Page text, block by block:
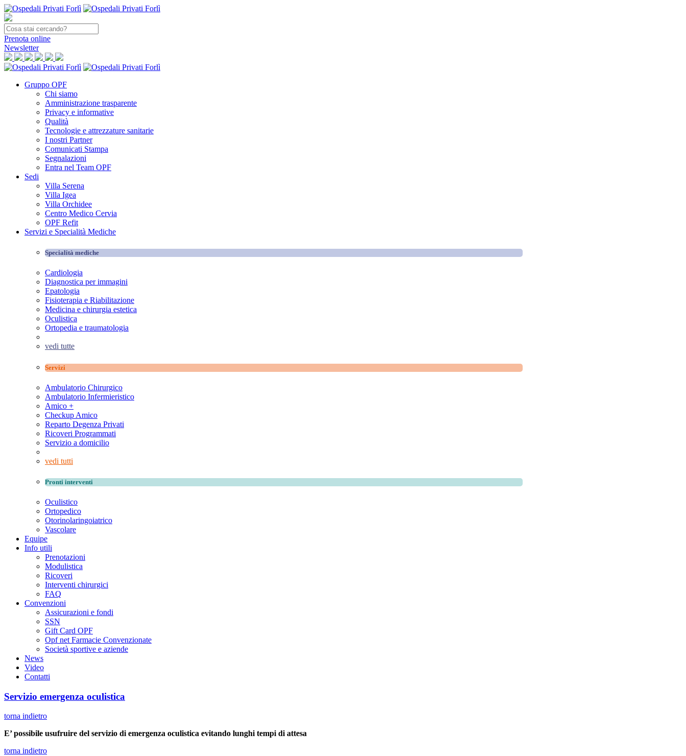
Prenota online
Newsletter
Gruppo OPF
Chi siamo
Amministrazione trasparente
Privacy e informative
Qualità
Tecnologie e attrezzature sanitarie
I nostri Partner
Comunicati Stampa
Segnalazioni
Entra nel Team OPF
Sedi
Villa Serena
Villa Igea
Villa Orchidee
Centro Medico Cervia
OPF Refit
Servizi e Specialità Mediche
Specialità mediche
Cardiologia
Diagnostica per immagini
Epatologia
Fisioterapia e Riabilitazione
Medicina e chirurgia estetica
Oculistica
Ortopedia e traumatologia
vedi tutte
Servizi
Ambulatorio Chirurgico
Ambulatorio Infermieristico
Amico +
Checkup Amico
Reparto Degenza Privati
Ricoveri Programmati
Servizio a domicilio
vedi tutti
Pronti interventi
Oculistico
Ortopedico
Otorinolaringoiatrico
Vascolare
Equipe
Info utili
Prenotazioni
Modulistica
Ricoveri
Interventi chirurgici
FAQ
Convenzioni
Assicurazioni e fondi
SSN
Gift Card OPF
Opf net Farmacie Convenzionate
Società sportive e aziende
News
Video
Contatti
Servizio emergenza oculistica
torna indietro
E’ possibile usufruire del servizio di emergenza oculistica evitando lunghi tempi di attesa
torna indietro